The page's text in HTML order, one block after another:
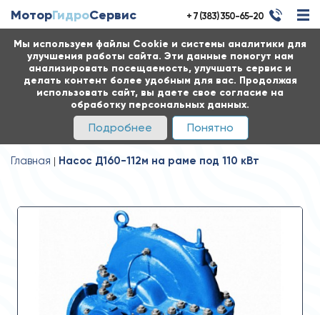
Мы используем файлы Cookie и системы аналитики для
улучшения работы сайта. Эти данные помогут нам
анализировать посещаемость, улучшать сервис и
делать контент более удобным для вас. Продолжая
использовать сайт, вы даете свое согласие на
обработку персональных данных.
Подробнее Понятно
МоторГидроСервис + 7 (383) 350-65-20
Главная Насос Д160-112м на раме под 110 кВт